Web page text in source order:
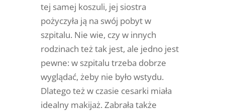
tej samej koszuli, jej siostra
pożyczyła ją na swój pobyt w
szpitalu. Nie wie, czy w innych
rodzinach też tak jest, ale jedno jest
pewne: w szpitalu trzeba dobrze
wyglądać, żeby nie było wstydu.
Dlatego też w czasie cesarki miała
idealny makijaż. Zabrała także